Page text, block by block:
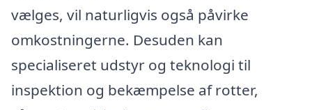
vælges, vil naturligvis også påvirke
omkostningerne. Desuden kan
specialiseret udstyr og teknologi til
inspektion og bekæmpelse af rotter,